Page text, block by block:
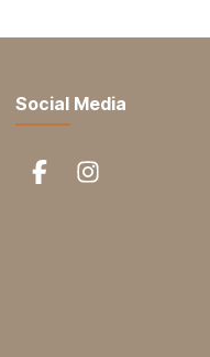
Social Media